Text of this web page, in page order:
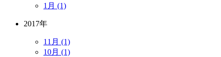
1月 (1)
2017年
11月 (1)
10月 (1)